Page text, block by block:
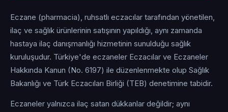
Eczane (pharmacia), ruhsatlı eczacılar tarafından yönetilen,
ilaç ve sağlık ürünlerinin satışının yapıldığı, aynı zamanda
hastaya ilaç danışmanlığı hizmetinin sunulduğu sağlık
kuruluşudur. Türkiye'de eczaneler Eczacılar ve Eczaneler
Hakkında Kanun (No. 6197) ile düzenlenmekte olup Sağlık
Bakanlığı ve Türk Eczacıları Birliği (TEB) denetimine tabidir.
Eczaneler yalnızca ilaç satan dükkanlar değildir; aynı